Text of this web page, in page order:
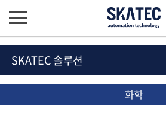
SKATEC 솔루션
화학